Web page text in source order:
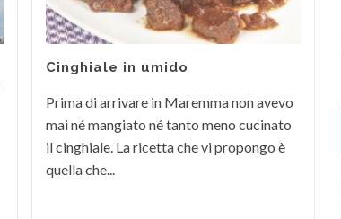
Cinghiale in umido
Prima di arrivare in Maremma non avevo
mai né mangiato né tanto meno cucinato
il cinghiale. La ricetta che vi propongo è
quella che...